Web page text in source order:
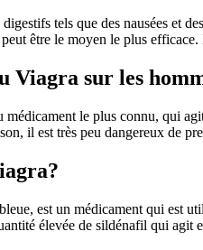
tels que des nausées et
être le moyen le plus
Viagra sur les
le plus connu, qui
il est très peu dangereux de
est un médicament qui est
élevée de sildénafil qui agit